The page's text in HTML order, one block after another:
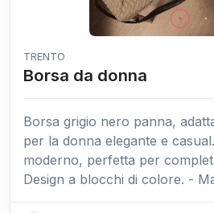
TRENTO
Borsa da donna
Borsa grigio nero panna,
per la donna elegante e
moderno, perfetta per
Design a blocchi di colore. -